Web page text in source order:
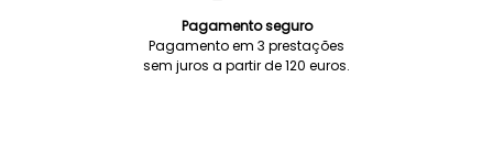
Pagamento seguro
Pagamento em 3 prestações
sem juros a partir de 120 euros.